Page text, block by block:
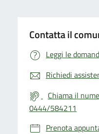
Contatta il
Leggi le
Richiedi
Chiama il
0444/584211
Prenota